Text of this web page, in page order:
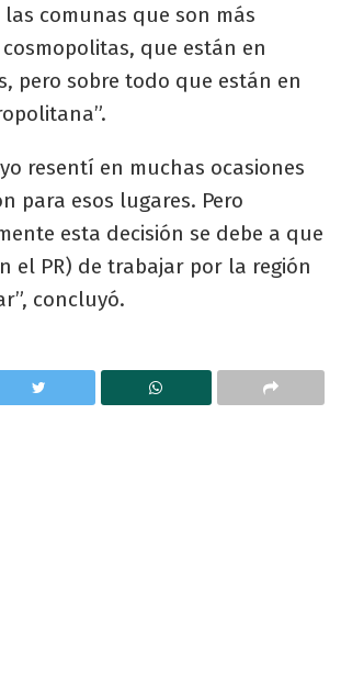
comunas que son más
que están en
pero sobre todo que están en
resentí en muchas ocasiones
para esos lugares. Pero
esta decisión se debe a que
el PR) de trabajar por la región
concluyó.